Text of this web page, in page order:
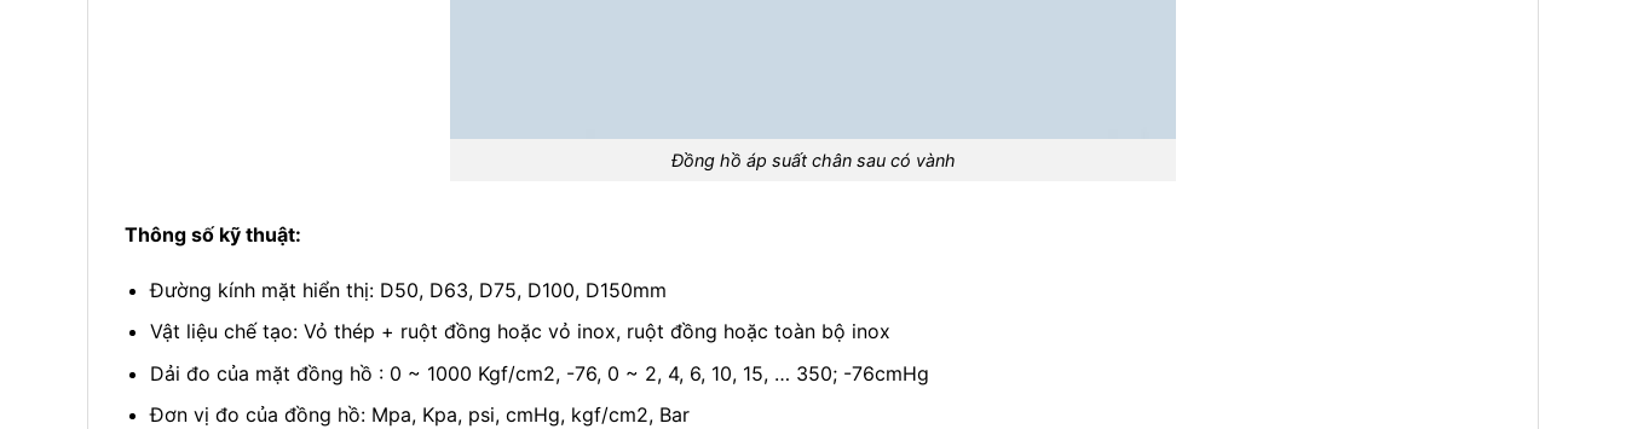
Đồng hồ áp suất chân sau có vành
Thông số kỹ thuật:
Đường kính mặt hiển thị: D50, D63, D75, D100, D150mm
Vật liệu chế tạo: Vỏ thép + ruột đồng hoặc vỏ inox, ruột đồng hoặc toàn bộ inox
Dải đo của mặt đồng hồ : 0 ~ 1000 Kgf/cm2, -76, 0 ~ 2, 4, 6, 10, 15, … 350; -76cmHg
Đơn vị đo của đồng hồ: Mpa, Kpa, psi, cmHg, kgf/cm2, Bar